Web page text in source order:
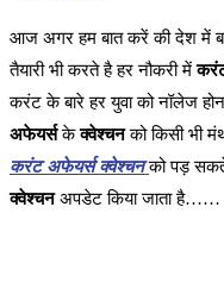
आज अगर हम बात करें की देश में
तैयारी भी करते है हर नौकरी में
करंट के बारे हर युवा को नॉलेज
अफेयर्सकेक्वेश्चनको किसी भी
करंट अफेयर्स क्वेश्चन को पड़
क्वेश्चनअपडेट किया जाता है……